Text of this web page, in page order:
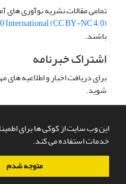
این وب سایت از کوکی ها برای
خدمات استفاده می کند.
متوجه شدم
تمامی مقالات نشریه نوآوری
(CC BY-NC 4.0)
باشند.
اشتراک خبرنامه
برای دریافت اخبار و اطلاعیه
شوید.
سامانه مدیریت نشریات علمی.